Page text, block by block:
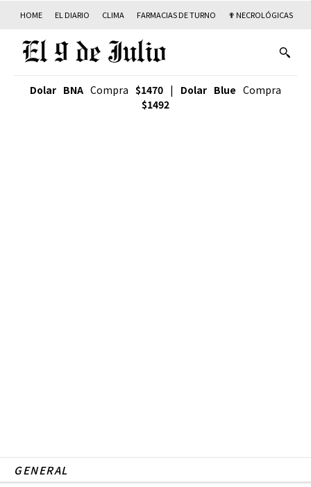
HOME EL DIARIO CLIMA FARMACIAS DE TURNO ✟ NECROLÓGICAS
Dolar BNA Compra $1470 | Dolar Blue Compra
$1492
GENERAL